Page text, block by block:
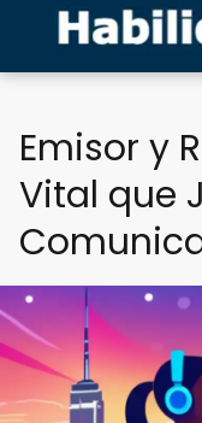
Emisor y
Vital que